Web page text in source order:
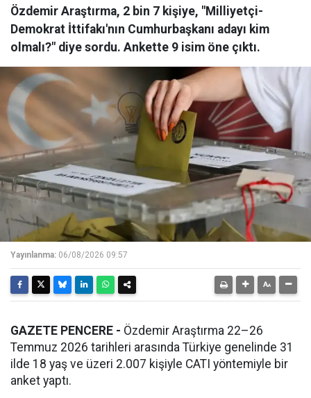
Özdemir Araştırma, 2 bin 7 kişiye, "Milliyetçi-
Demokrat İttifakı'nın Cumhurbaşkanı adayı kim
olmalı?" diye sordu. Ankette 9 isim öne çıktı.
Yayınlanma: 06/08/2026 09:57
GAZETE PENCERE - Özdemir Araştırma 22–26
Temmuz 2026 tarihleri arasında Türkiye genelinde 31
ilde 18 yaş ve üzeri 2.007 kişiyle CATI yöntemiyle bir
anket yaptı.